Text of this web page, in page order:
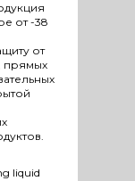
от -38
от
прямых
liquid